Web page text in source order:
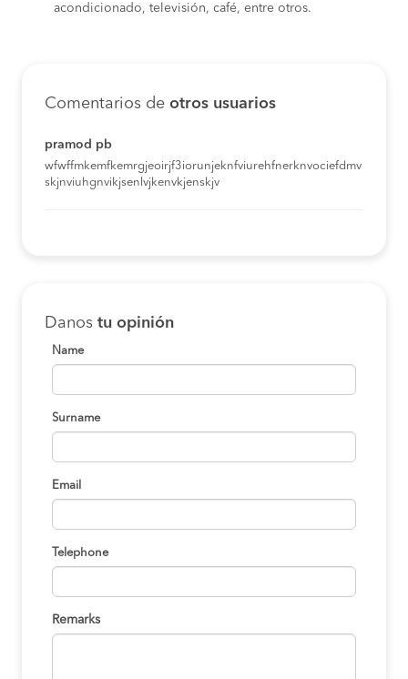
acondicionado, televisión, café, entre otros.
Comentarios de otros usuarios
pramod pb
wfwffmkemfkemrgjeoirjf3iorunjeknfviurehfnerknvociefdmv
skjnviuhgnvikjsenlvjkenvkjenskjv
Danos tu opinión
Name
Surname
Email
Telephone
Remarks